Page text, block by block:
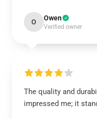
O Owen
Verified owner
The quality and
impressed me; it